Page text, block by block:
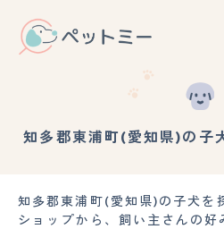
知多郡東浦町(愛知県)の子
知多郡東浦町(愛知県)の子犬を
ショップから、飼い主さんの好